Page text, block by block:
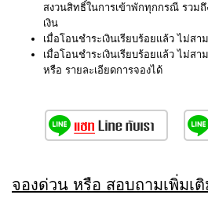
สงวนสิทธิ์ในการเข้าพักทุกกรณี รวม
เงิน
เมื่อโอนชำระเงินเรียบร้อยแล้ว ไม่สา
เมื่อโอนชำระเงินเรียบร้อยแล้ว ไม่สา
หรือ รายละเอียดการจองได้
จองด่วน หรือ สอบถามเพิ่มเ